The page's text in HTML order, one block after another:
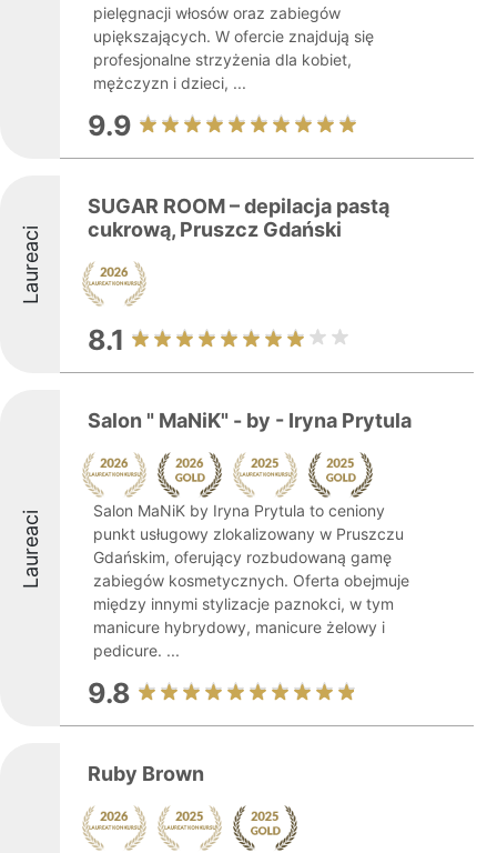
pielęgnacji włosów oraz zabiegów
upiększających. W ofercie znajdują się
profesjonalne strzyżenia dla kobiet,
mężczyzn i dzieci, ...
9.9
Laureaci
SUGAR ROOM – depilacja pastą
cukrową, Pruszcz Gdański
8.1
Laureaci
Salon " MaNiK" - by - Iryna Prytula
Salon MaNiK by Iryna Prytula to ceniony
punkt usługowy zlokalizowany w Pruszczu
Gdańskim, oferujący rozbudowaną gamę
zabiegów kosmetycznych. Oferta obejmuje
między innymi stylizacje paznokci, w tym
manicure hybrydowy, manicure żelowy i
pedicure. ...
9.8
Ruby Brown